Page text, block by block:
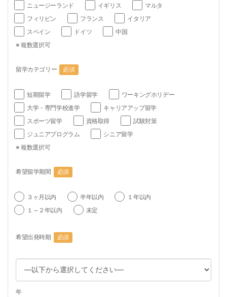
ニュージーランド
イギリス
マルタ
フィリピン
フランス
イタリア
スペイン
ドイツ
中国
※ 複数選択可
留学カテゴリー 必須
短期留学 語学留学
ワーキングホリデー
大学・専門学校進学
キャリアアップ留学
スポーツ留学
資格取得
試験対策
ジュニアプログラム
シニア留学
※ 複数選択可
希望留学期間 必須
３ヶ月以内 半年以内
１年以内
１～２年以内
未定
希望出発時期 必須
年